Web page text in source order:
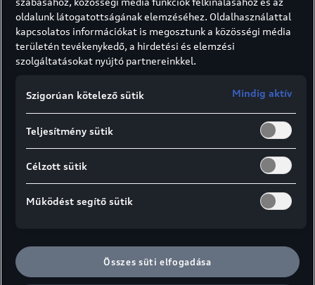
valaha építettünk
Audi S e-tron GT2: Az Audi legerősebb S modellje a
tisztán elektromos Gran Turismo erejét és szépségét
teljesítménnyel, mindezt lenyűgöző
menetdinamikával.
oldalunk látogatottságának elemzéséhez. Oldalhasználattal
kapcsolatos információkat is megosztunk a közösségi média
területén tevékenykedő, a hirdetési és elemzési
szolgáltatásokat nyújtó partnereinkkel.
Szigorúan kötelező sütik Mindig aktív
Teljesítmény sütik
Célzott sütik
Működést segítő sütik
Összes süti elfogadása